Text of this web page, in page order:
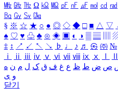
㎒ ㎓ ㎔ Ω ㏀ ㏁ ㎊ ㎋ ㎌ ㏖ ㏅ ㎭
㏃ ㏉ ㏜ ㏆
§ ※ ☆ ★ ○ ● ◎ ◇ ◆ □ ■ △ ▽
♠ ♡ ♥ ♧ ♣ ⊙ ◈ ▣ ◐ ◑ ▒ ▤
‡ ↕ ↗ ↙ ↖ ↘ ♭ ♩ ♪ ♬ ㉿ ㈜ №
ⅰ
ⅱ ⅲ ⅳ ⅴ ⅵ ⅶ ⅷ ⅸ ⅹ
ص ض ط ظ ع غ ف ق ک ل م ن ه
و ی
닫기